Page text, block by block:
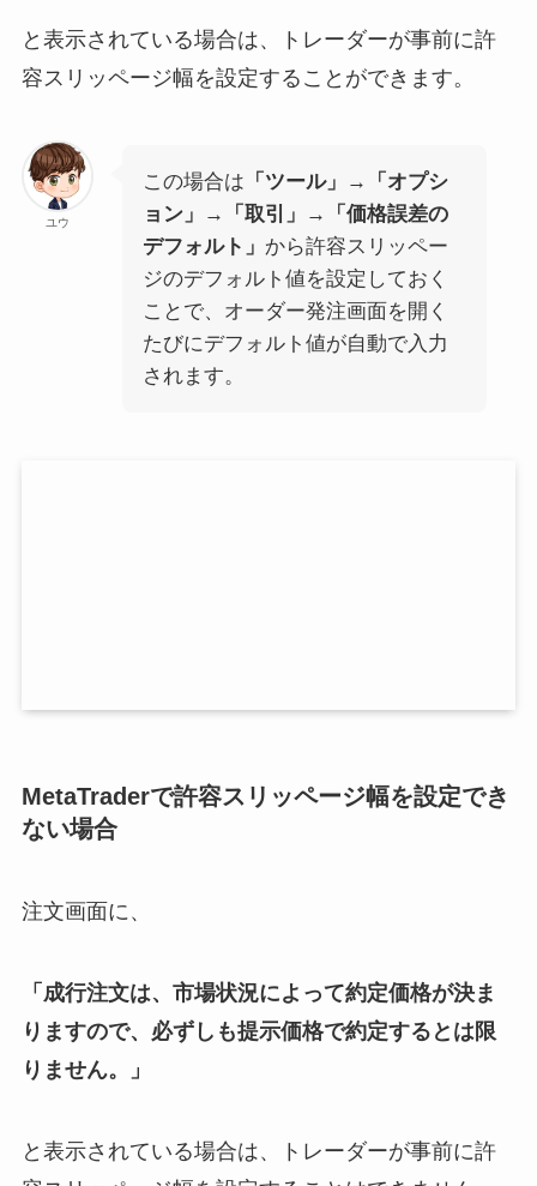
と表示されている場合は、トレーダーが事前に許
容スリッページ幅を設定することができます。
ユウ
この場合は 「ツール」→「オプシ
ョン」→「取引」→「価格誤差の
デフォルト」 から許容スリッペー
ジのデフォルト値を設定しておく
ことで、オーダー発注画面を開く
たびにデフォルト値が自動で入力
されます。
MetaTraderで許容スリッページ幅を設定でき
ない場合
注文画面に、
「成行注文は、市場状況によって約定価格が決ま
りますので、必ずしも提示価格で約定するとは限
りません。」
と表示されている場合は、トレーダーが事前に許